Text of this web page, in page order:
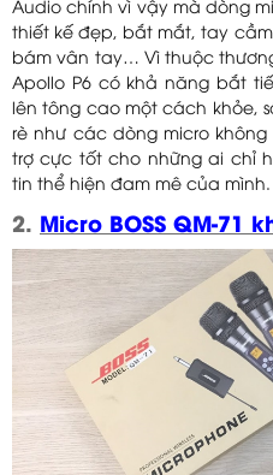
Audio chính vì vậy mà dòng
thiết kế đẹp, bắt mắt, tay
bám vân tay… Vì thuộc
Apollo P6 có khả năng bắt
lên tông cao một cách khỏe,
rè như các dòng micro
trợ cực tốt cho những ai chỉ
tin thể hiện đam mê của mình.
2. Micro BOSS QM-71